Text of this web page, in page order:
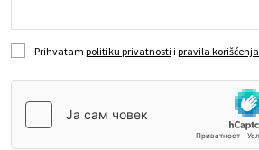
Prihvatam politiku privatnosti i pravila korišćenja